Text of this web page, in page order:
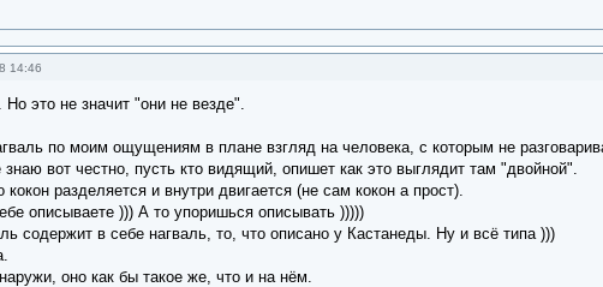
14:46
это не значит "они не везде".
по моим ощущениям в плане взгляд на человека, с которым не
вот честно, пусть кто видящий, опишет как это выглядит там "двойной".
разделяется и внутри двигается (не сам кокон а прост).
описываете ))) А то упоришься описывать )))))
содержит в себе нагваль, то, что описано у Кастанеды. Ну и всё типа )))
оно как бы такое же, что и на нём.